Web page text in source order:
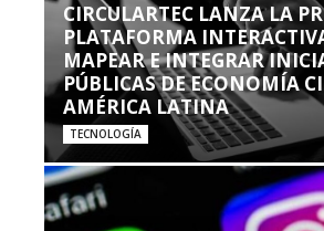
CIRCULARTEC LANZA LA
PLATAFORMA
MAPEAR E INTEGRAR
PÚBLICAS DE ECONOMÍA
AMÉRICA LATINA
TECNOLOGÍA